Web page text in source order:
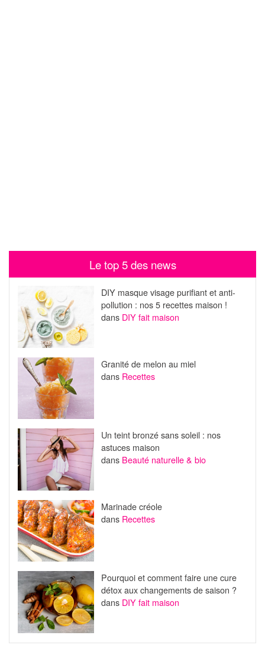
Le top 5 des news
DIY masque visage purifiant et anti-
pollution : nos 5 recettes maison !
dans DIY fait maison
Granité de melon au miel
dans Recettes
Un teint bronzé sans soleil : nos
astuces maison
dans Beauté naturelle & bio
Marinade créole
dans Recettes
Pourquoi et comment faire une cure
détox aux changements de saison ?
dans DIY fait maison